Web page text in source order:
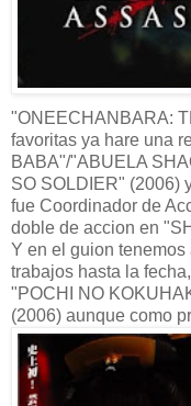
"ONEECHANBARA:
favoritas ya hare una
BABA"/"ABUELA
SO SOLDIER" (2006)
fue Coordinador de
doble de accion en
Y en el guion
trabajos hasta la
"POCHI NO
(2006) aunque como